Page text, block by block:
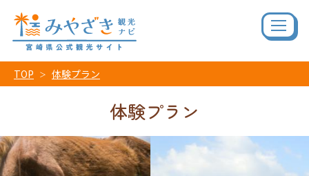
TOP 体験プラン
体験プラン